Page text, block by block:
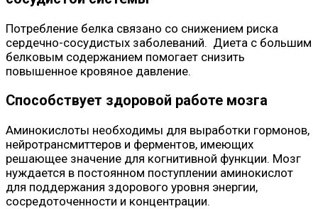
Потребление белка связано со снижением риска
сердечно-сосудистых заболеваний. Диета с большим
белковым содержанием помогает снизить
повышенное кровяное давление.
Способствует здоровой работе мозга
Аминокислоты необходимы для выработки гормонов,
нейротрансмиттеров и ферментов, имеющих
решающее значение для когнитивной функции. Мозг
нуждается в постоянном поступлении аминокислот
для поддержания здорового уровня энергии,
сосредоточенности и концентрации.